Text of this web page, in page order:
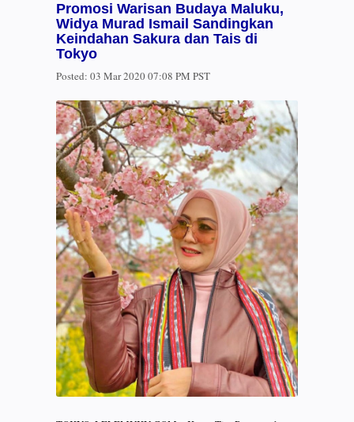
Promosi Warisan Budaya Maluku,
Widya Murad Ismail Sandingkan
Keindahan Sakura dan Tais di
Tokyo
Posted: 03 Mar 2020 07:08 PM PST